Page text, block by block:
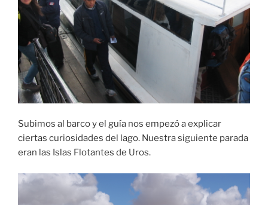
Subimos al barco y el guía nos empezó a explicar
ciertas curiosidades del lago. Nuestra siguiente parada
eran las Islas Flotantes de Uros.